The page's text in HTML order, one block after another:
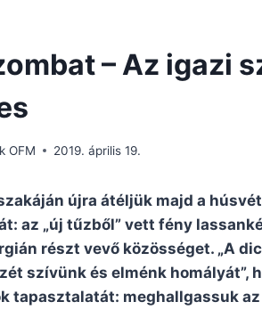
– Az igazi
OFM 2019. április 19.
újra átéljük majd a
az „új tűzből” vett fény
részt vevő közösséget. „A
szívünk és elménk homályát”,
tapasztalatát: meghallgassuk